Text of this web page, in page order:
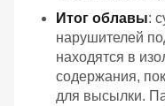
Итог облавы:
нарушителей
находятся в
содержания,
для высылки.